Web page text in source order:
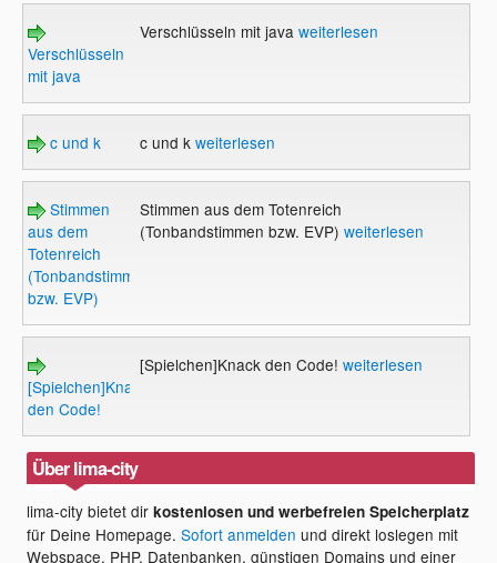
Verschlüsseln
mit java
Verschlüsseln mit java weiterlesen
c und k c und k weiterlesen
Stimmen
aus dem
Totenreich
(Tonbandstimmen
bzw. EVP)
Stimmen aus dem Totenreich
(Tonbandstimmen bzw. EVP) weiterlesen
[Spielchen]Knack
den Code!
[Spielchen]Knack den Code! weiterlesen
Über lima-city
lima-city bietet dirkostenlosen und werbefreien Speicherplatz
für Deine Homepage.Sofort anmelden und direkt loslegen mit
Webspace, PHP, Datenbanken, günstigen Domains und einer